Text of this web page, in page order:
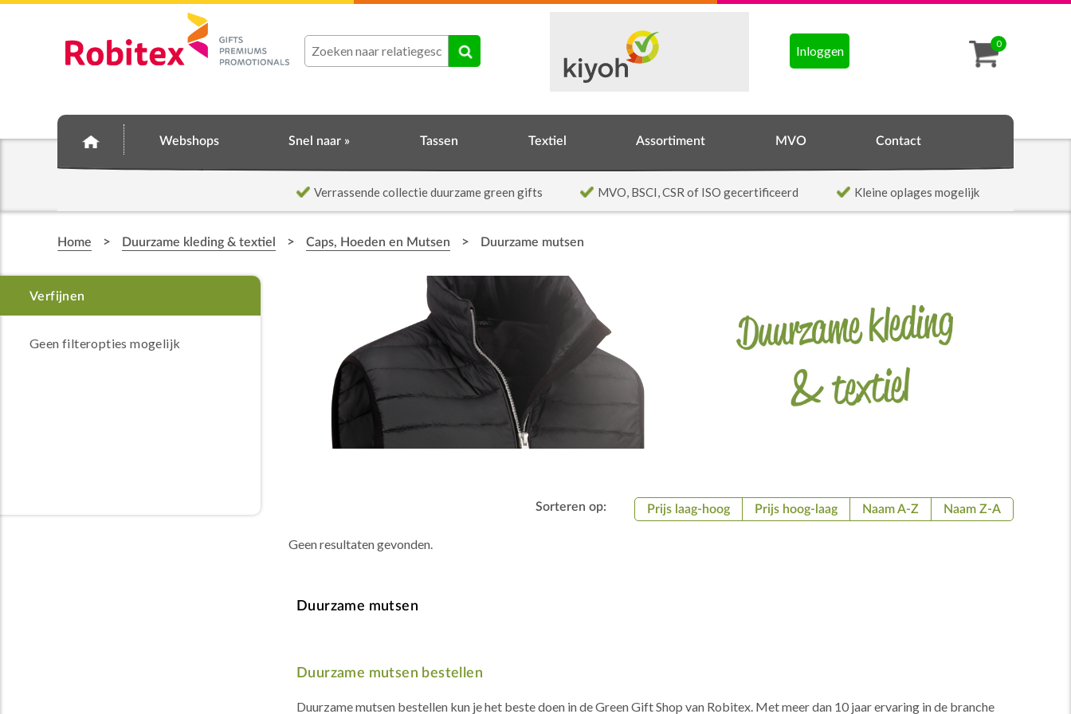
0
Inloggen
Webshops Snel naar » Tassen Textiel Assortiment MVO Contact
Verrassende collectie duurzame green gifts MVO, BSCI, CSR of ISO gecertificeerd Kleine oplages mogelijk
Home > Duurzame kleding & textiel > Caps, Hoeden en Mutsen > Duurzame mutsen
Geen filteropties mogelijk
Sorteren op: Prijs laag-hoog Prijs hoog-laag Naam A-Z Naam Z-A
Geen resultaten gevonden.
Duurzame mutsen
Duurzame mutsen bestellen
Duurzame mutsen bestellen kun je het beste doen in de Green Gift Shop van Robitex. Met meer dan 10 jaar ervaring in de branche